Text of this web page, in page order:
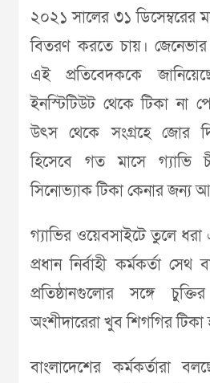
২০২১ সালের ৩১ ডিসেম্বরের
বিতরণ করতে চায়।
এই প্রতিবেদককে
ইনস্টিটিউট থেকে টিকা না
উৎস থেকে সংগ্রহে জোর
হিসেবে গত মাসে গ্যাভি
সিনোভ্যাক টিকা কেনার জন্য
গ্যাভির ওয়েবসাইটে তুলে ধরা
প্রধান নির্বাহী কর্মকর্তা সেথ
প্রতিষ্ঠানগুলোর সঙ্গে
অংশীদারেরা খুব শিগগির টিকা
বাংলাদেশের কর্মকর্তারা